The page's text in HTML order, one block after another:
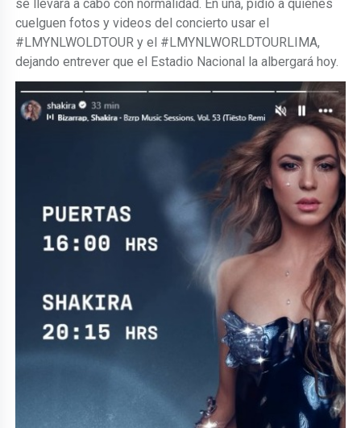
se llevará a cabo con normalidad. En una, pidió a quienes
cuelguen fotos y videos del concierto usar el
#LMYNLWOLDTOUR y el #LMYNLWORLDTOURLIMA,
dejando entrever que el Estadio Nacional la albergará hoy.